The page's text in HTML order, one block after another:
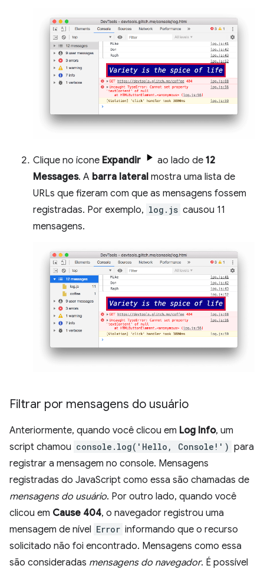
Clique no ícone Expandir ao lado de 12
Messages. A barra lateral mostra uma lista de
URLs que fizeram com que as mensagens fossem
registradas. Por exemplo, log.js causou 11
mensagens.
Filtrar por mensagens do usuário
Anteriormente, quando você clicou em Log Info, um
script chamou console.log('Hello, Console!') para
registrar a mensagem no console. Mensagens
registradas do JavaScript como essa são chamadas de
mensagens do usuário. Por outro lado, quando você
clicou em Cause 404, o navegador registrou uma
mensagem de nível Error informando que o recurso
solicitado não foi encontrado. Mensagens como essa
são consideradas mensagens do navegador. É possível